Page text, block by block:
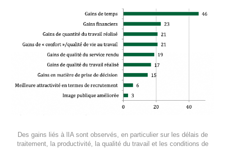
Des gains liés à lIA sont observés, en particulier sur les délais de
traitement, la productivité, la qualité du travail et les conditions de